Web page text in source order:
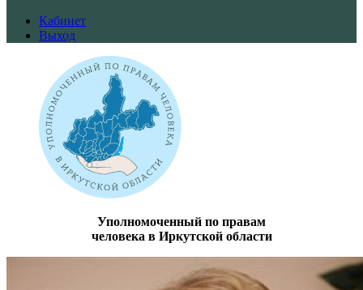
Кабинет
Выход
Уполномоченный по правам
человека в Иркутской области